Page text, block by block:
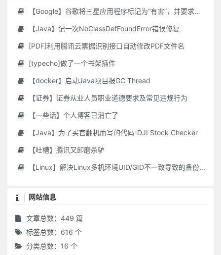
【Google】谷歌将三星应用程序标记为“有害”，并要求用户删除它们
【Java】记一次NoClassDefFoundError错误修复
[PDF]利用腾讯云票据识别接口自动修改PDF文件名
[typecho]做了一个书架插件
【docker】启动Java项目报GC Thread
【证券】证券从业人员职业道德要求及常见违规行为
【一些话】个人博客已消亡了
【Java】为了买官翻机而写的代码-DJI Stock Checker
【吐槽】腾讯又卸磨杀驴
【Linux】解决Linux多机环境UID/GID不一致导致的备份权限问题
网站信息
文章总数：449 篇
标签总数：616 个
分类总数：16 个